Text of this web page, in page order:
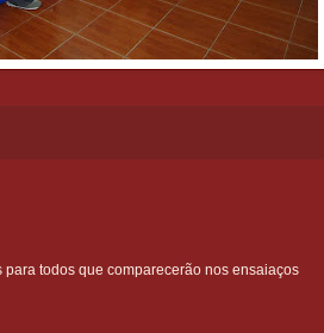
todos que comparecerão nos ensaiaços